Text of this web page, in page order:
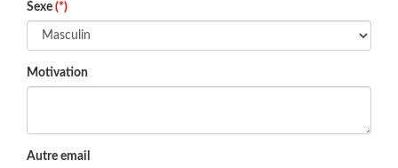
Sexe (*)
Motivation
Autre email